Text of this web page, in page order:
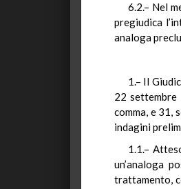
6.2.– Nel
pregiudica
analoga
1.– Il
22
comma, e 31,
indagini
1.1.–
un’analoga
trattamento,